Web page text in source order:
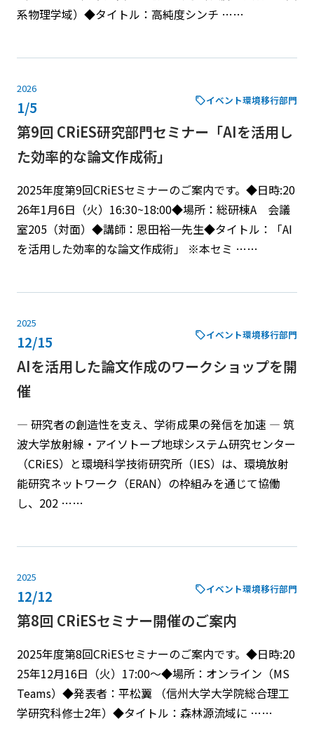
系物理学域）◆タイトル：高純度シンチ ……
2026
1/5 イベント環境移行部門
第9回 CRiES研究部門セミナー「AIを活用し
た効率的な論文作成術」
2025年度第9回CRiESセミナーのご案内です。◆日時:20
26年1月6日（火）16:30~18:00◆場所：総研棟A 会議
室205（対面）◆講師：恩田裕一先生◆タイトル：「AI
を活用した効率的な論文作成術」 ※本セミ ……
2025
12/15 イベント環境移行部門
AIを活用した論文作成のワークショップを開
催
― 研究者の創造性を支え、学術成果の発信を加速 ― 筑
波大学放射線・アイソトープ地球システム研究センター
（CRiES）と環境科学技術研究所（IES）は、環境放射
能研究ネットワーク（ERAN）の枠組みを通じて協働
し、202 ……
2025
12/12 イベント環境移行部門
第8回 CRiESセミナー開催のご案内
2025年度第8回CRiESセミナーのご案内です。◆日時:20
25年12月16日（火）17:00～◆場所：オンライン（MS
Teams）◆発表者：平松翼 （信州大学大学院総合理工
学研究科修士2年）◆タイトル：森林源流域に ……